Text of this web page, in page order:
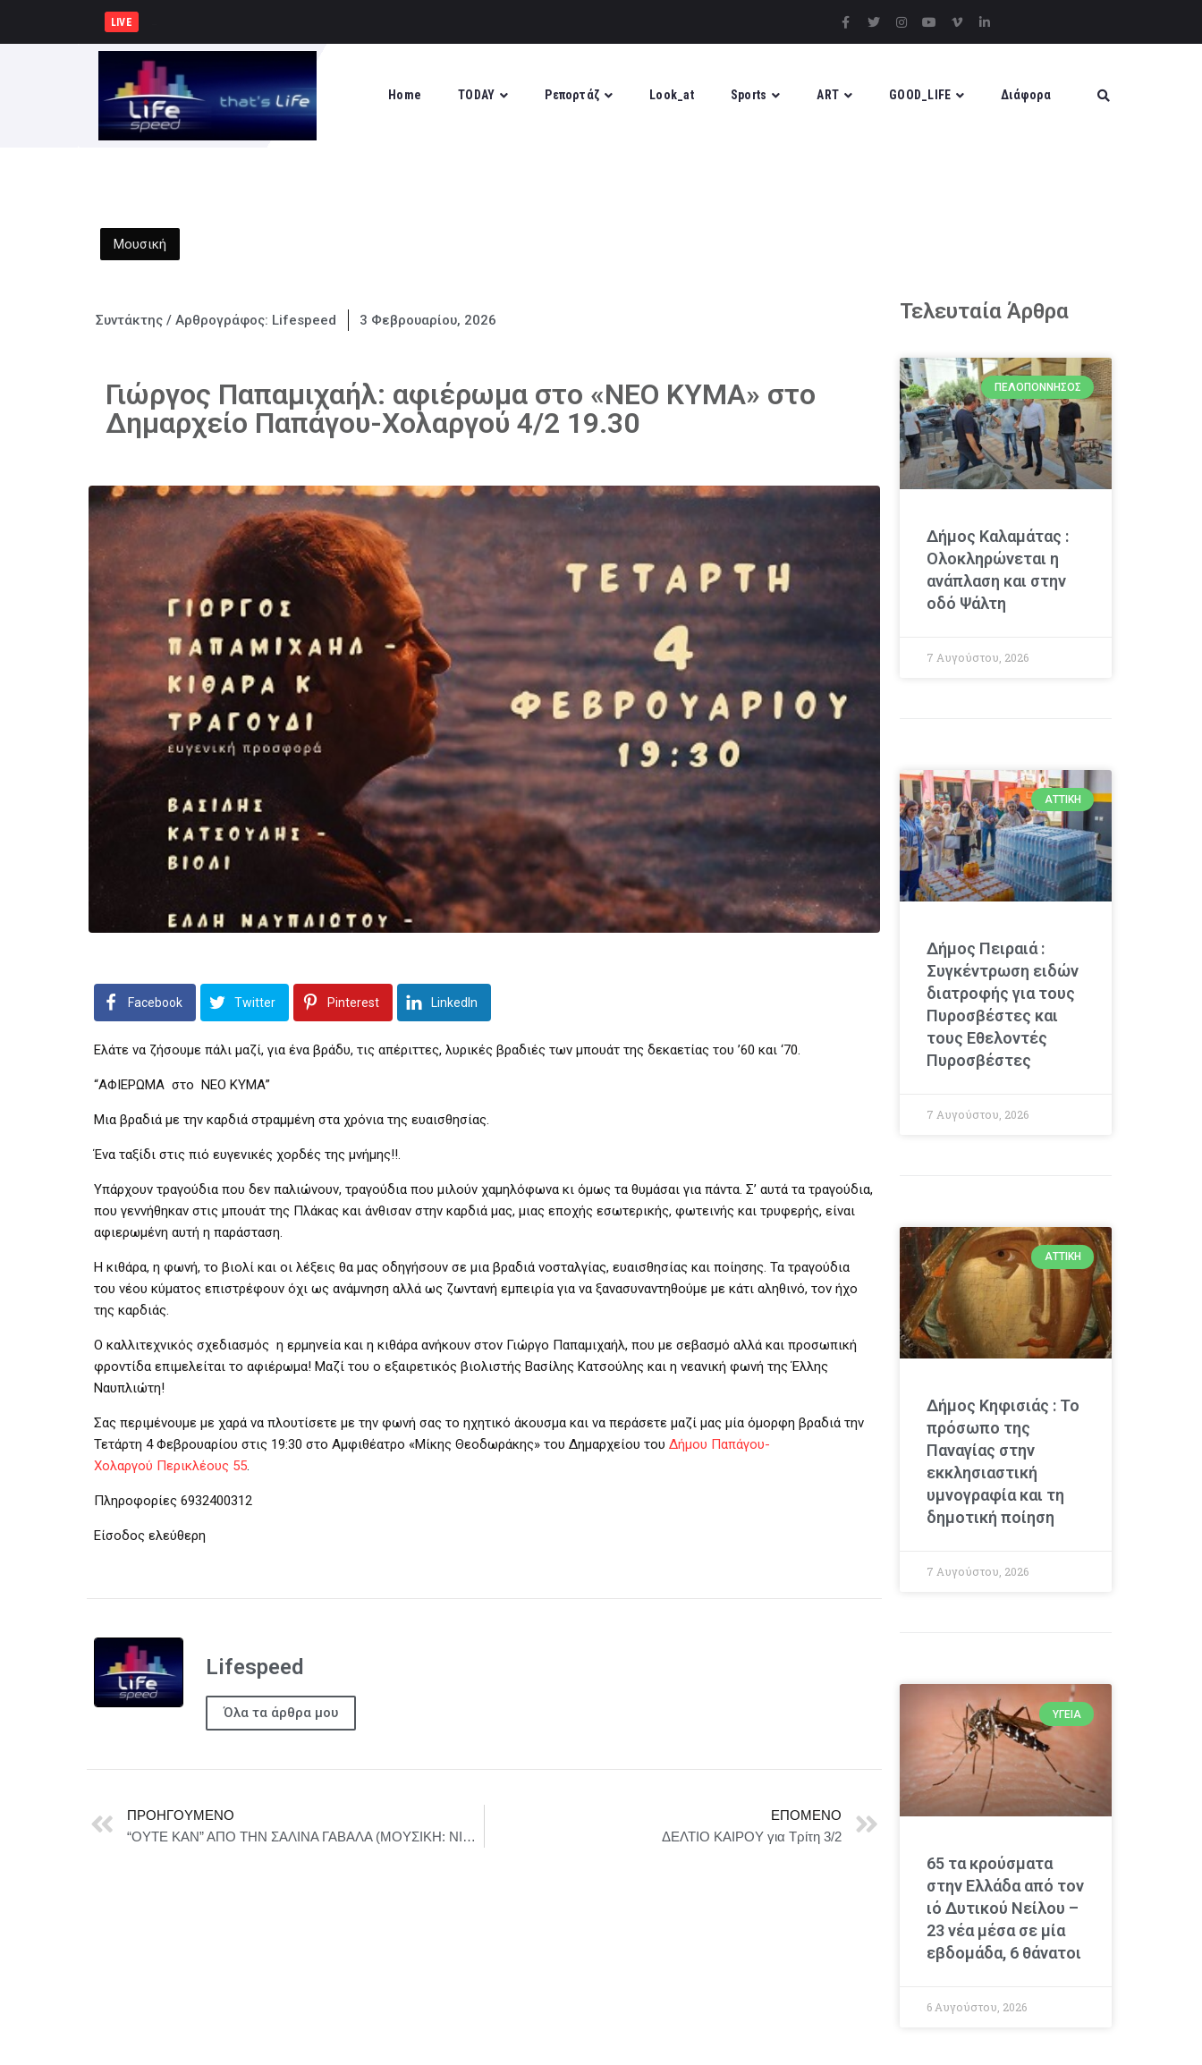
LIVE
Home TODAY Ρεπορτάζ Look_at Sports ART GOOD_LIFE Διάφορα
Μουσική
Συντάκτης / Αρθρογράφος: Lifespeed 3 Φεβρουαρίου, 2026
Γιώργος Παπαμιχαήλ: αφιέρωμα στο «ΝΕΟ ΚΥΜΑ» στο
Δημαρχείο Παπάγου-Χολαργού 4/2 19.30
Facebook Twitter Pinterest LinkedIn
Ελάτε να ζήσουμε πάλι μαζί, για ένα βράδυ, τις απέριττες, λυρικές βραδιές των μπουάτ της δεκαετίας του ’60 και ‘70.
“ΑΦΙΕΡΩΜΑ στο ΝΕΟ ΚΥΜΑ”
Μια βραδιά με την καρδιά στραμμένη στα χρόνια της ευαισθησίας.
Ένα ταξίδι στις πιό ευγενικές χορδές της μνήμης!!.
Υπάρχουν τραγούδια που δεν παλιώνουν, τραγούδια που μιλούν χαμηλόφωνα κι όμως τα θυμάσαι για πάντα. Σ’ αυτά τα τραγούδια,
που γεννήθηκαν στις μπουάτ της Πλάκας και άνθισαν στην καρδιά μας, μιας εποχής εσωτερικής, φωτεινής και τρυφερής, είναι
αφιερωμένη αυτή η παράσταση.
Η κιθάρα, η φωνή, το βιολί και οι λέξεις θα μας οδηγήσουν σε μια βραδιά νοσταλγίας, ευαισθησίας και ποίησης. Τα τραγούδια
του νέου κύματος επιστρέφουν όχι ως ανάμνηση αλλά ως ζωντανή εμπειρία για να ξανασυναντηθούμε με κάτι αληθινό, τον ήχο
της καρδιάς.
Ο καλλιτεχνικός σχεδιασμός η ερμηνεία και η κιθάρα ανήκουν στον Γιώργο Παπαμιχαήλ, που με σεβασμό αλλά και προσωπική
φροντίδα επιμελείται το αφιέρωμα! Μαζί του ο εξαιρετικός βιολιστής Βασίλης Κατσούλης και η νεανική φωνή της Έλλης
Ναυπλιώτη!
Σας περιμένουμε με χαρά να πλουτίσετε με την φωνή σας το ηχητικό άκουσμα και να περάσετε μαζί μας μία όμορφη βραδιά την
Τετάρτη 4 Φεβρουαρίου στις 19:30 στο Αμφιθέατρο «Μίκης Θεοδωράκης» του Δημαρχείου του Δήμου Παπάγου-
Χολαργού Περικλέους 55.
Πληροφορίες 6932400312
Είσοδος ελεύθερη
Lifespeed
Όλα τα άρθρα μου
ΠΡΟΗΓΟΎΜΕΝΟ
“ΟΥΤΕ ΚΑΝ” ΑΠΟ ΤΗΝ ΣΑΛΙΝΑ ΓΑΒΑΛΑ (ΜΟΥΣΙΚΗ: ΝΙΚΟΣ ΜΕΡΤΖΑΝΟΣ – ΣΤΙΧΟΙ: ΔΗΜΗΤΡΗΣ ΑΝΑΓΝΩΣΤΟΠΟΥΛΟΣ)
ΕΠΌΜΕΝΟ
ΔΕΛΤΙΟ ΚΑΙΡΟΥ για Τρίτη 3/2
Τελευταία Άρθρα
ΠΕΛΟΠΌΝΝΗΣΟΣ
Δήμος Καλαμάτας :
Ολοκληρώνεται η
ανάπλαση και στην
οδό Ψάλτη
7 Αυγούστου, 2026
ΑΤΤΙΚΉ
Δήμος Πειραιά :
Συγκέντρωση ειδών
διατροφής για τους
Πυροσβέστες και
τους Εθελοντές
Πυροσβέστες
7 Αυγούστου, 2026
ΑΤΤΙΚΉ
Δήμος Κηφισιάς : Το
πρόσωπο της
Παναγίας στην
εκκλησιαστική
υμνογραφία και τη
δημοτική ποίηση
7 Αυγούστου, 2026
ΥΓΕΊΑ
65 τα κρούσματα
στην Ελλάδα από τον
ιό Δυτικού Νείλου –
23 νέα μέσα σε μία
εβδομάδα, 6 θάνατοι
6 Αυγούστου, 2026